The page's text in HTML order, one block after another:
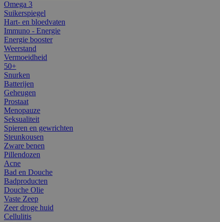
Omega 3
Suikerspiegel
Hart- en bloedvaten
Immuno - Energie
Energie booster
Weerstand
Vermoeidheid
50+
Snurken
Batterijen
Geheugen
Prostaat
Menopauze
Seksualiteit
Spieren en gewrichten
Steunkousen
Zware benen
Pillendozen
Acne
Bad en Douche
Badproducten
Douche Olie
Vaste Zeep
Zeer droge huid
Cellulitis